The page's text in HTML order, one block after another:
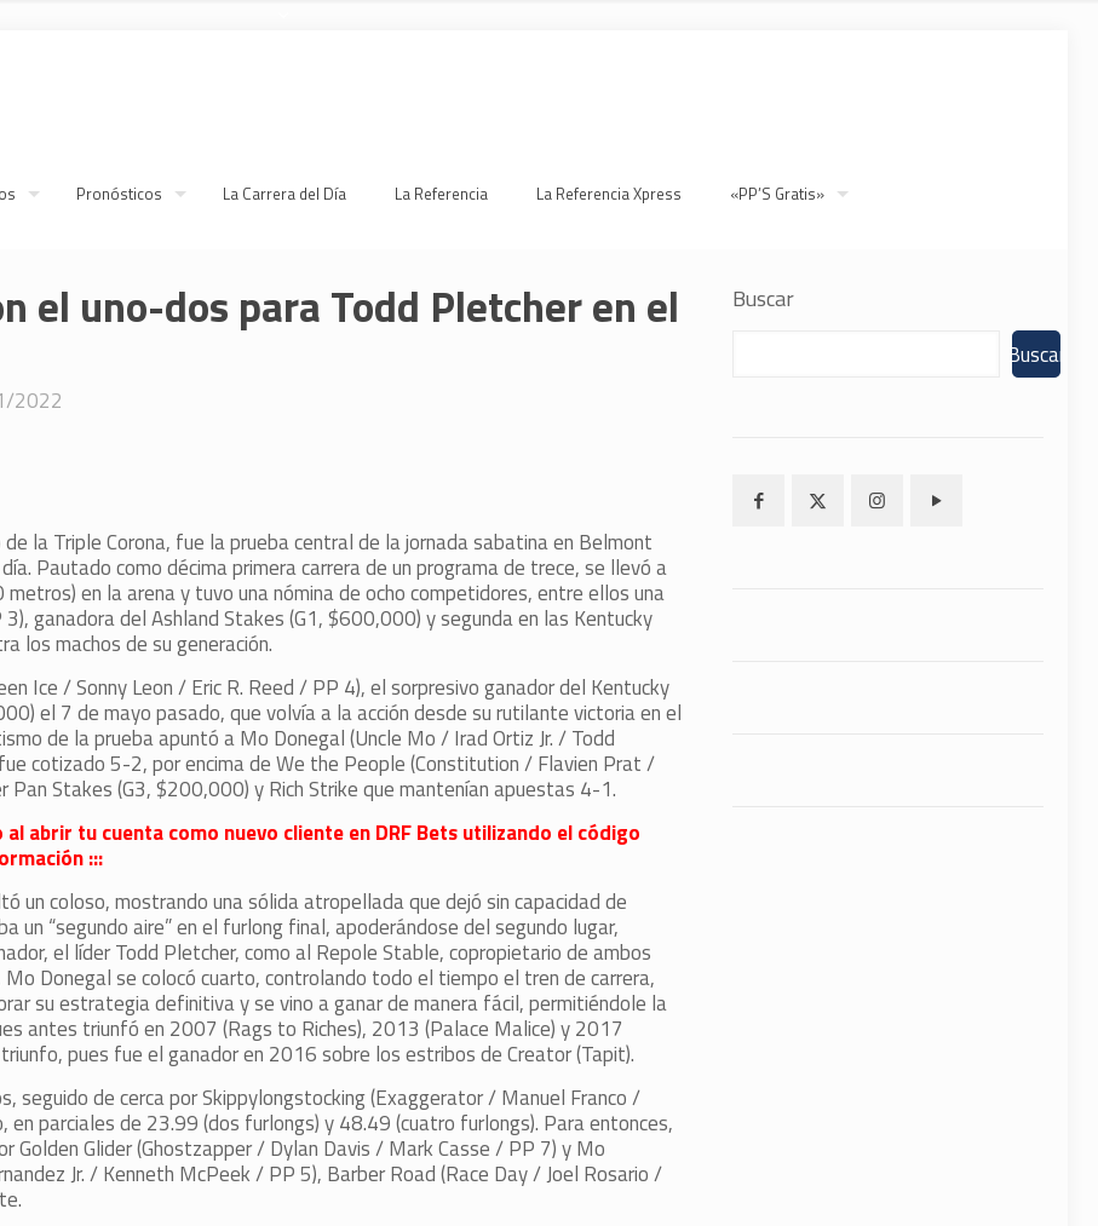
Pronósticos La Carrera del Día La Referencia La Referencia Xpress «PP’S Gratis»
el uno-dos para Todd Pletcher en el
2022
la Triple Corona, fue la prueba central de la jornada sabatina en Belmont
Pautado como décima primera carrera de un programa de trece, se llevó a
en la arena y tuvo una nómina de ocho competidores, entre ellos una
ganadora del Ashland Stakes (G1, $600,000) y segunda en las Kentucky
los machos de su generación.
Ice / Sonny Leon / Eric R. Reed / PP 4), el sorpresivo ganador del Kentucky
el 7 de mayo pasado, que volvía a la acción desde su rutilante victoria en el
de la prueba apuntó a Mo Donegal (Uncle Mo / Irad Ortiz Jr. / Todd
cotizado 5-2, por encima de We the People (Constitution / Flavien Prat /
Stakes (G3, $200,000) y Rich Strike que mantenían apuestas 4-1.
abrir tu cuenta como nuevo cliente en DRF Bets utilizando el código
:::
un coloso, mostrando una sólida atropellada que dejó sin capacidad de
“segundo aire” en el furlong final, apoderándose del segundo lugar,
el líder Todd Pletcher, como al Repole Stable, copropietario de ambos
Donegal se colocó cuarto, controlando todo el tiempo el tren de carrera,
su estrategia definitiva y se vino a ganar de manera fácil, permitiéndole la
antes triunfó en 2007 (Rags to Riches), 2013 (Palace Malice) y 2017
pues fue el ganador en 2016 sobre los estribos de Creator (Tapit).
seguido de cerca por Skippylongstocking (Exaggerator / Manuel Franco /
parciales de 23.99 (dos furlongs) y 48.49 (cuatro furlongs). Para entonces,
Glider (Ghostzapper / Dylan Davis / Mark Casse / PP 7) y Mo
Jr. / Kenneth McPeek / PP 5), Barber Road (Race Day / Joel Rosario /
Buscar
Buscar